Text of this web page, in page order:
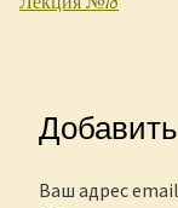
Ваш адрес